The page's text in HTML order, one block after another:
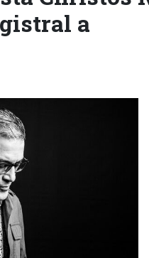
a